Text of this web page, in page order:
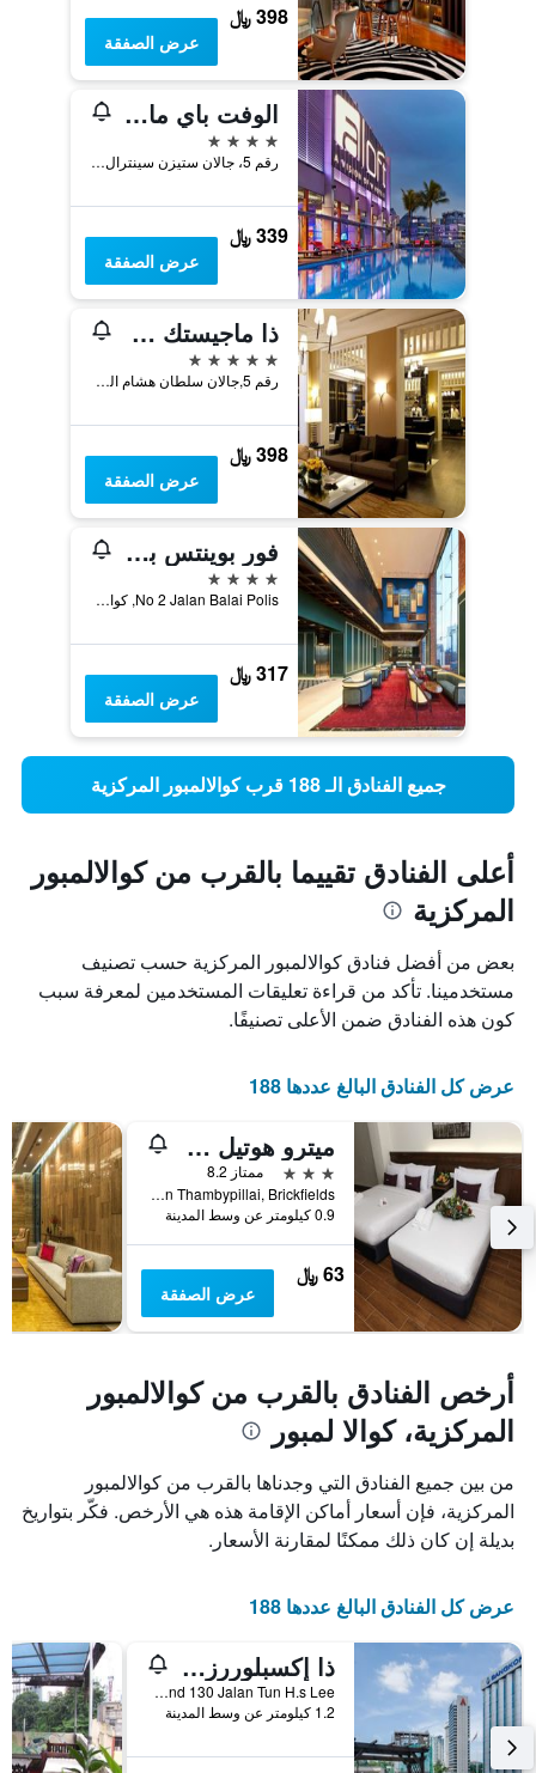
398 ﷼
عرض الصفقة
الوفت باي ماريوت كوالا لمبور سنترال
4 نجوم
رقم 5، جالان ستيزن سينترال، كوالالمبور سينترال, كوالا لمبور, ماليزيا
339 ﷼
عرض الصفقة
ذا ماجيستك هوتل كوالا لمبور، أتوجراف كوليكشن
5 نجوم
رقم 5,جالان سلطان هشام الدين,ستي سنتر, كوالا لمبور, ماليزيا
398 ﷼
عرض الصفقة
فور بوينتس باي شيراتون كوالالمبور، تشاينا تاون
4 نجوم
No 2 Jalan Balai Polis, كوالا لمبور, ماليزيا
317 ﷼
عرض الصفقة
جميع الفنادق الـ 188 قرب كوالالمبور المركزية
أعلى الفنادق تقييما بالقرب من كوالالمبور
المركزية
بعض من أفضل فنادق كوالالمبور المركزية حسب تصنيف
مستخدمينا. تأكد من قراءة تعليقات المستخدمين لمعرفة سبب
كون هذه الفنادق ضمن الأعلى تصنيفًا.
عرض كل الفنادق البالغ عددها 188
ميترو هوتيل @ كيه إل سنترال
3 نجوم
ممتاز 8.2
No 3, Jalan Thambypillai, Brickfields, كوالا لمبور, ماليزيا
0.9 كيلومتر عن وسط المدينة
63 ﷼
عرض الصفقة
أرخص الفنادق بالقرب من كوالالمبور
المركزية، كوالا لمبور
من بين جميع الفنادق التي وجدناها بالقرب من كوالالمبور
المركزية، فإن أسعار أماكن الإقامة هذه هي الأرخص. فكّر بتواريخ
بديلة إن كان ذلك ممكنًا لمقارنة الأسعار.
عرض كل الفنادق البالغ عددها 188
ذا إكسبلوررز جيست هاوس آند هوستل
No 128 And 130 Jalan Tun H.s Lee, كوالا لمبور, ماليزيا
1.2 كيلومتر عن وسط المدينة